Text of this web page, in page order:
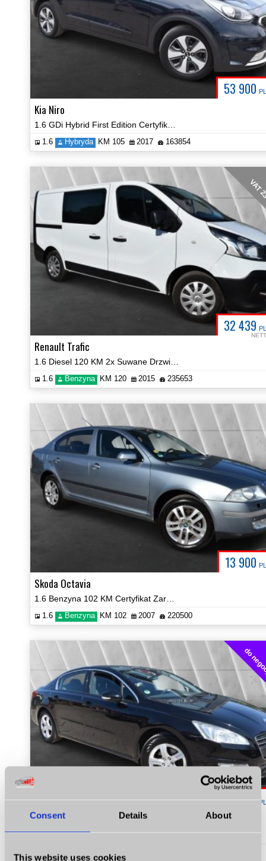
Consent Details About
This website uses cookies
53 900
Kia Niro
1.6 Hybryda KM 105 2017 163854
32 439
VAT
Renault Trafic
1.6 Benzyna KM 120 2015 235653
13 900
Skoda Octavia
1.6 Benzyna KM 102 2007 220500
do
Peugeot 508
1.6 KM 156